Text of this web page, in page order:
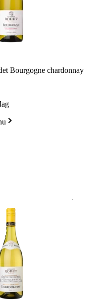
Bourgogne chardonnay